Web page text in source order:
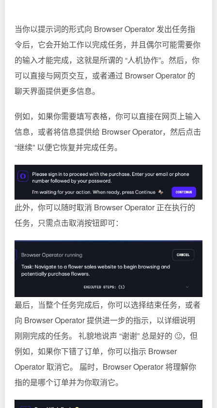
当你以提示词的形式向 Browser Operator 发出任务指
令后，它会开始工作以完成任务，并且偶尔可能需要你
的输入才能完成，这就是所谓的 “人机协作”。然后，你
可以直接与网页交互，或者通过 Browser Operator 的
聊天界面提供更多信息。
例如，如果你需要填写表格，你可以直接在网页上输入
信息，或者将信息提供给 Browser Operator，然后点击
“继续” 以便它恢复并完成任务。
此外，你可以随时取消 Browser Operator 正在执行的
任务，只需点击取消按钮即可：
最后，当整个任务完成后，你可以选择结束任务，或者
向 Browser Operator 提供进一步的指示，以详细说明
刚刚完成的任务。 礼貌地说声 “谢谢” 总是好的 🙂，但
例如，如果你下错了订单，你可以指示 Browser
Operator 取消它。 届时，Browser Operator 将理解你
指的是哪个订单并为你取消它。